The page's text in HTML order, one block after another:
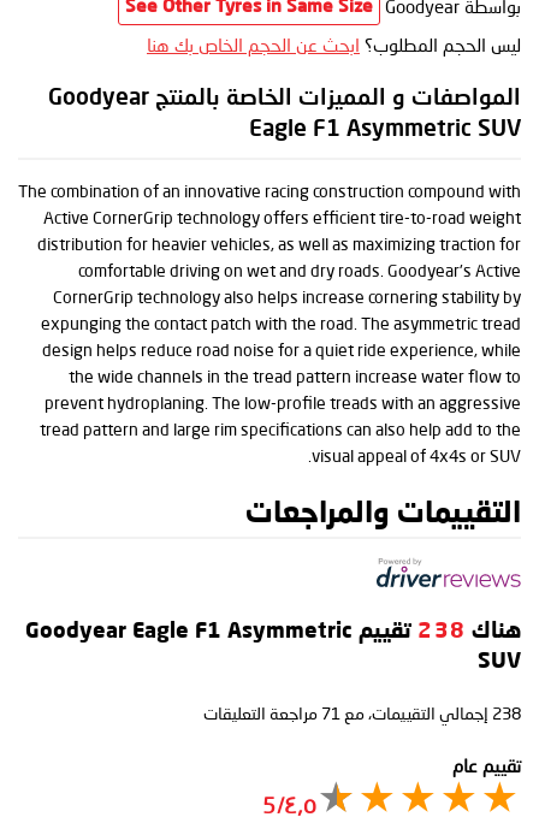
بواسطة Goodyear
See Other Tyres in Same Size
ليس الحجم المطلوب؟ ابحث عن الحجم الخاص بك هنا
المواصفات و المميزات الخاصة بالمنتج Goodyear
Eagle F1 Asymmetric SUV
The combination of an innovative racing construction compound with
Active CornerGrip technology offers efficient tire-to-road weight
distribution for heavier vehicles, as well as maximizing traction for
comfortable driving on wet and dry roads. Goodyear's Active
CornerGrip technology also helps increase cornering stability by
expunging the contact patch with the road. The asymmetric tread
design helps reduce road noise for a quiet ride experience, while
the wide channels in the tread pattern increase water flow to
prevent hydroplaning. The low-profile treads with an aggressive
tread pattern and large rim specifications can also help add to the
visual appeal of 4x4s or SUV.
التقييمات والمراجعات
هناك 238
تقييم Goodyear Eagle F1 Asymmetric
SUV
238 إجمالي التقييمات، مع 71 مراجعة التعليقات
تقييم عام
٤٫٥/5